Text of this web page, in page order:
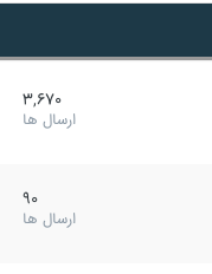
3,670
ارسال ها
90
ارسال ها